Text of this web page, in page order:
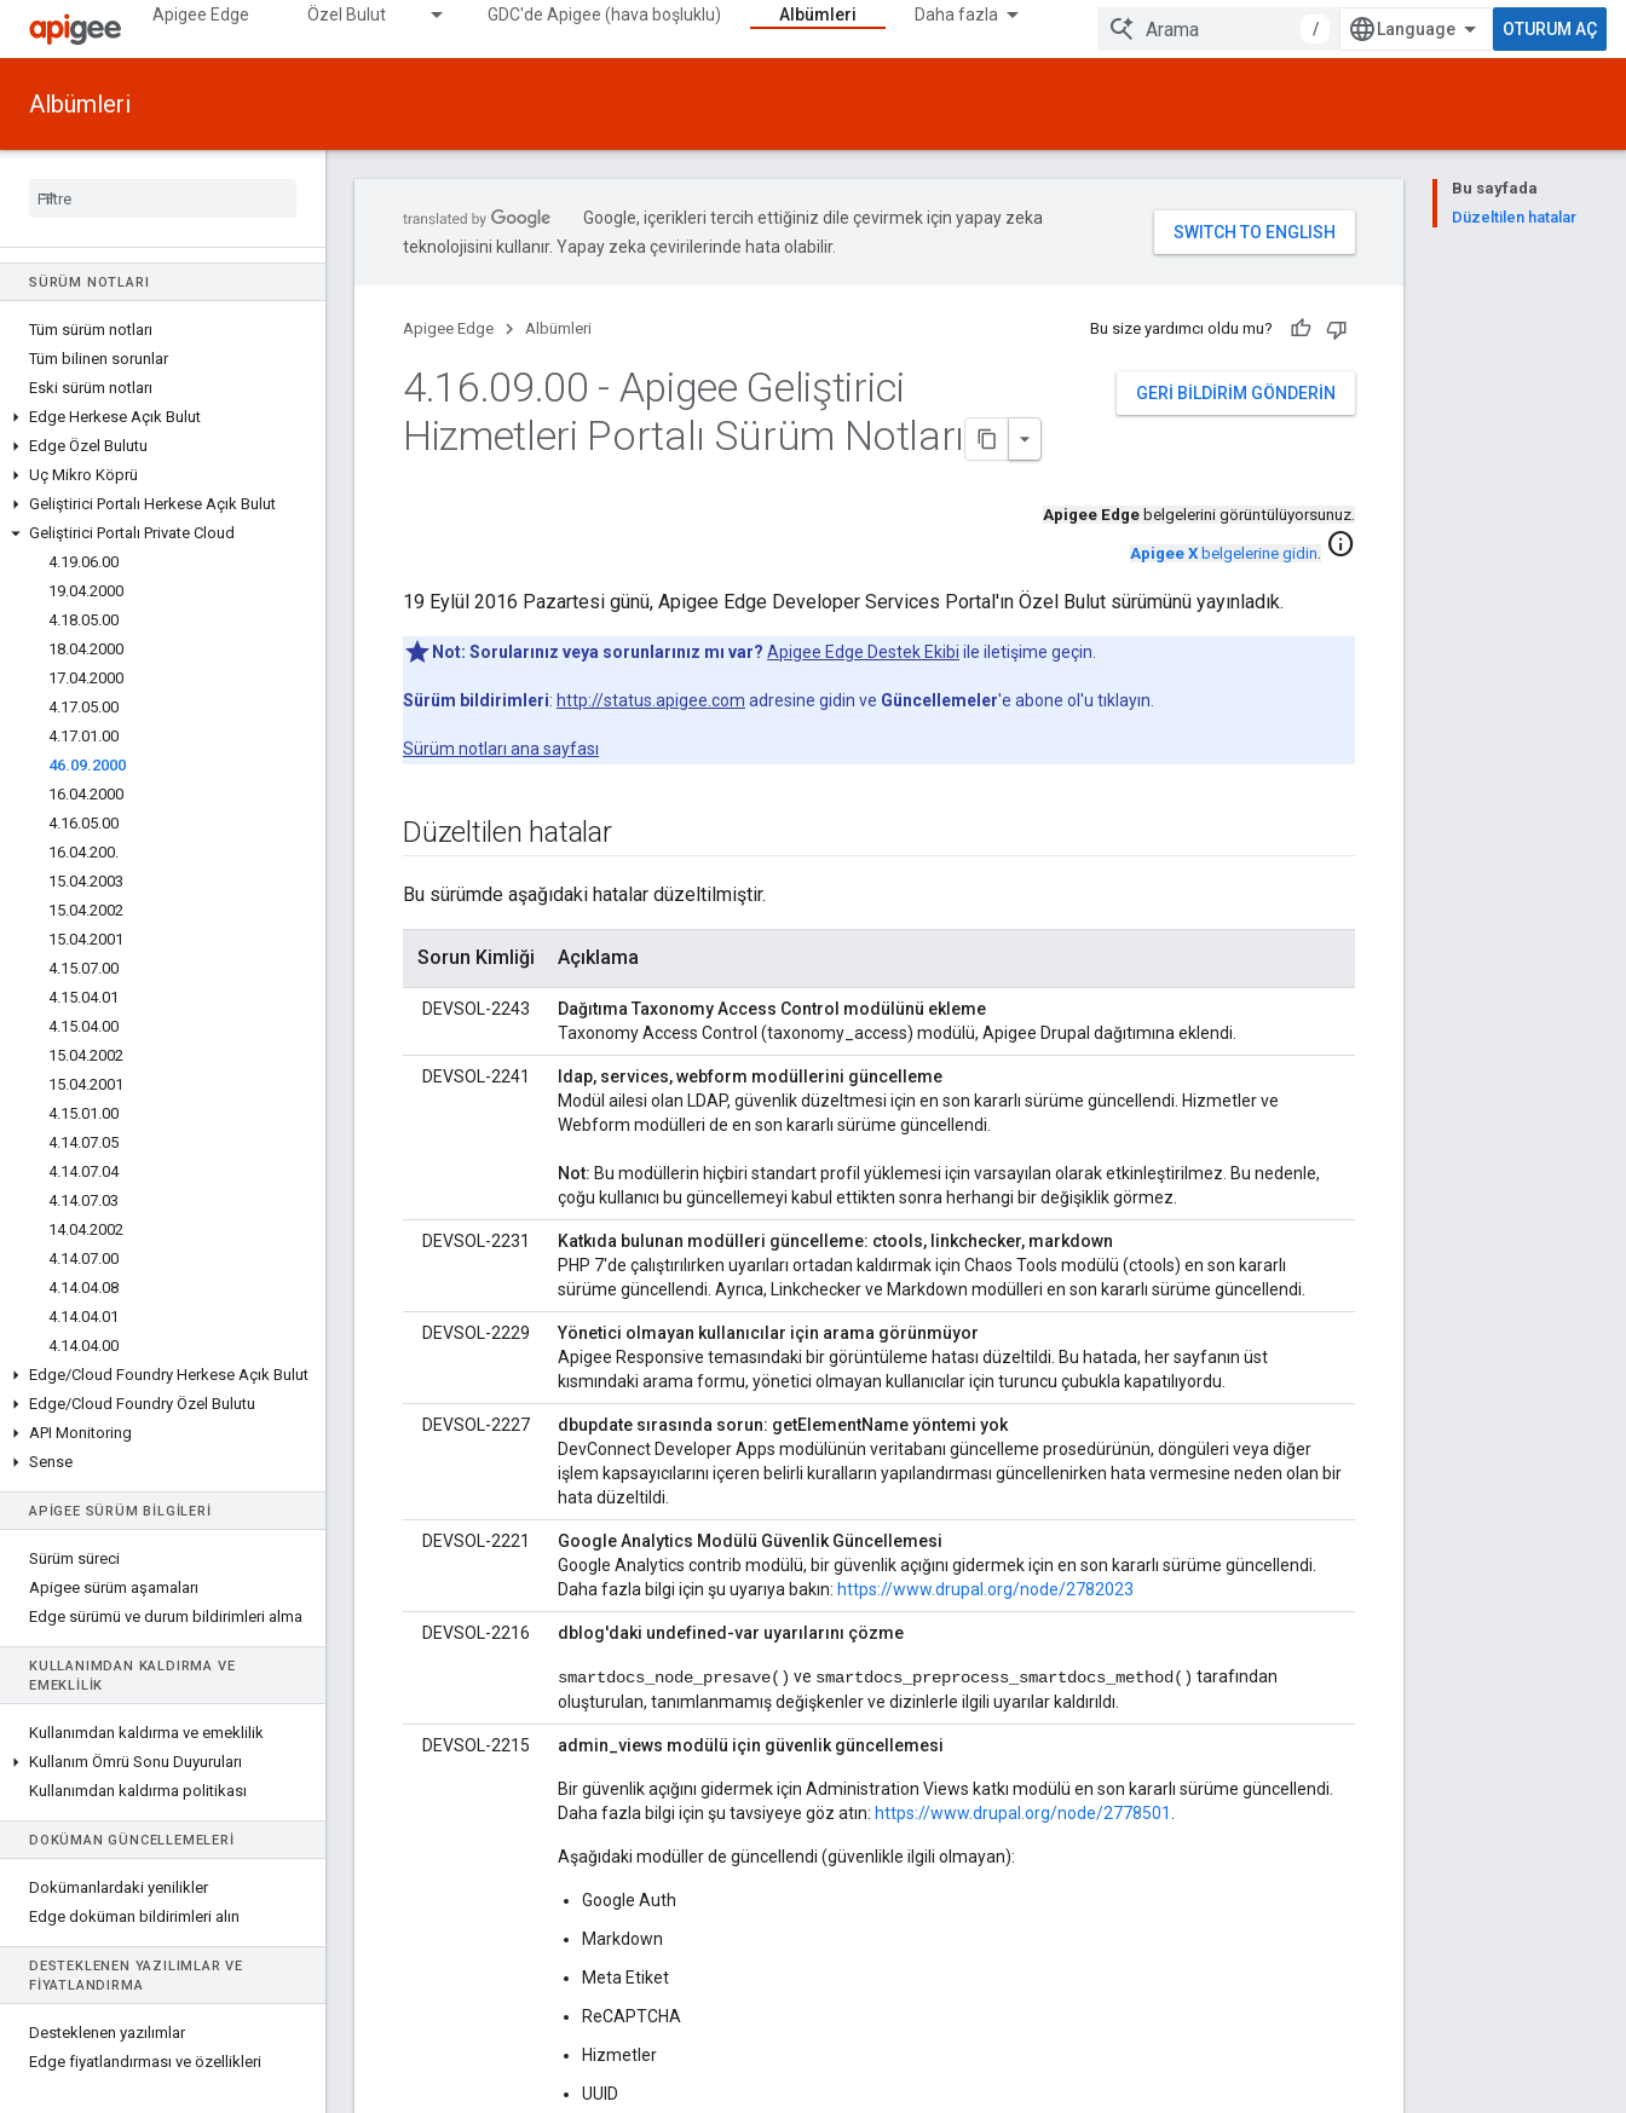
Apigee Edge Özel Bulut GDC'de Apigee (hava boşluklu) Albümleri Daha fazla
/ OTURUM AÇ
Albümleri
SÜRÜM NOTLARI
Tüm sürüm notları
Tüm bilinen sorunlar
Eski sürüm notları
Edge Herkese Açık Bulut
Edge Özel Bulutu
Uç Mikro Köprü
Geliştirici Portalı Herkese Açık Bulut
Geliştirici Portalı Private Cloud
4.19.06.00
19.04.2000
4.18.05.00
18.04.2000
17.04.2000
4.17.05.00
4.17.01 .00
46.09.2000
16.04.2000
4.16.05.00
16.04.200.
15.04.2003
15.04.2002
15.04.2001
4.15.07.00
4.15.04.01
4.15.04.00
15.04.2002
15.04.2001
4.15.01 .00
4.14.07.05
4.14.07.04
4.14.07.03
14.04.2002
4.14.07.00
4.14.04.08
4.14.04.01
4.14.04.00
Edge/Cloud Foundry Herkese Açık Bulut
Edge/Cloud Foundry Özel Bulutu
API Monitoring
Sense
APIGEE SÜRÜM BILGILERI
Sürüm süreci
Apigee sürüm aşamaları
Edge sürümü ve durum bildirimleri alma
KULLANIMDAN KALDIRMA VE
EMEKLILIK
Kullanımdan kaldırma ve emeklilik
Kullanım Ömrü Sonu Duyuruları
Kullanımdan kaldırma politikası
DOKÜMAN GÜNCELLEMELERI
Dokümanlardaki yenilikler
Edge doküman bildirimleri alın
DESTEKLENEN YAZILIMLAR VE
FIYATLANDIRMA
Desteklenen yazılımlar
Edge fiyatlandırması ve özellikleri
Bu sayfada
Düzeltilen hatalar
Google, içerikleri tercih ettiğiniz dile çevirmek için yapay zeka
teknolojisini kullanır. Yapay zeka çevirilerinde hata olabilir.
Apigee Edge Albümleri Bu size yardımcı oldu mu?
GERI BILDIRIM GÖNDERIN
4.16.09.00 - Apigee Geliştirici
Hizmetleri Portalı Sürüm Notları
Apigee Edge belgelerini görüntülüyorsunuz.
Apigee X belgelerine gidin. info
19 Eylül 2016 Pazartesi günü, Apigee Edge Developer Services Portal'ın Özel Bulut sürümünü yayınladık.
Not: Sorularınız veya sorunlarınız mı var? Apigee Edge Destek Ekibi ile iletişime geçin.
Sürüm bildirimleri: http://status.apigee.com adresine gidin ve Güncellemeler'e abone ol'u tıklayın.
Sürüm notları ana sayfası
Düzeltilen hatalar
Bu sürümde aşağıdaki hatalar düzeltilmiştir.
Sorun Kimliği Açıklama
DEVSOL-2243
Dağıtıma Taxonomy Access Control modülünü ekleme
Taxonomy Access Control (taxonomy_access) modülü, Apigee Drupal dağıtımına eklendi.
DEVSOL-2241
ldap, services, webform modüllerini güncelleme
Modül ailesi olan LDAP, güvenlik düzeltmesi için en son kararlı sürüme güncellendi. Hizmetler ve
Webform modülleri de en son kararlı sürüme güncellendi.
Not: Bu modüllerin hiçbiri standart profil yüklemesi için varsayılan olarak etkinleştirilmez. Bu nedenle,
çoğu kullanıcı bu güncellemeyi kabul ettikten sonra herhangi bir değişiklik görmez.
DEVSOL-2231
Katkıda bulunan modülleri güncelleme: ctools, linkchecker, markdown
PHP 7'de çalıştırılırken uyarıları ortadan kaldırmak için Chaos Tools modülü (ctools) en son kararlı
sürüme güncellendi. Ayrıca, Linkchecker ve Markdown modülleri en son kararlı sürüme güncellendi.
DEVSOL-2229
Yönetici olmayan kullanıcılar için arama görünmüyor
Apigee Responsive temasındaki bir görüntüleme hatası düzeltildi. Bu hatada, her sayfanın üst
kısmındaki arama formu, yönetici olmayan kullanıcılar için turuncu çubukla kapatılıyordu.
DEVSOL-2227
dbupdate sırasında sorun: getElementName yöntemi yok
DevConnect Developer Apps modülünün veritabanı güncelleme prosedürünün, döngüleri veya diğer
işlem kapsayıcılarını içeren belirli kuralların yapılandırması güncellenirken hata vermesine neden olan bir
hata düzeltildi.
DEVSOL-2221
Google Analytics Modülü Güvenlik Güncellemesi
Google Analytics contrib modülü, bir güvenlik açığını gidermek için en son kararlı sürüme güncellendi.
Daha fazla bilgi için şu uyarıya bakın: https://www.drupal.org/node/2782023
DEVSOL-2216 dblog'daki undefined-var uyarılarını çözme
smartdocs_node_presave() ve smartdocs_preprocess_smartdocs_method() tarafından
oluşturulan, tanımlanmamış değişkenler ve dizinlerle ilgili uyarılar kaldırıldı.
DEVSOL-2215 admin_views modülü için güvenlik güncellemesi
Bir güvenlik açığını gidermek için Administration Views katkı modülü en son kararlı sürüme güncellendi.
Daha fazla bilgi için şu tavsiyeye göz atın: https://www.drupal.org/node/2778501
Aşağıdaki modüller de güncellendi (güvenlikle ilgili olmayan):
Google Auth
Markdown
Meta Etiket
ReCAPTCHA
Hizmetler
UUID